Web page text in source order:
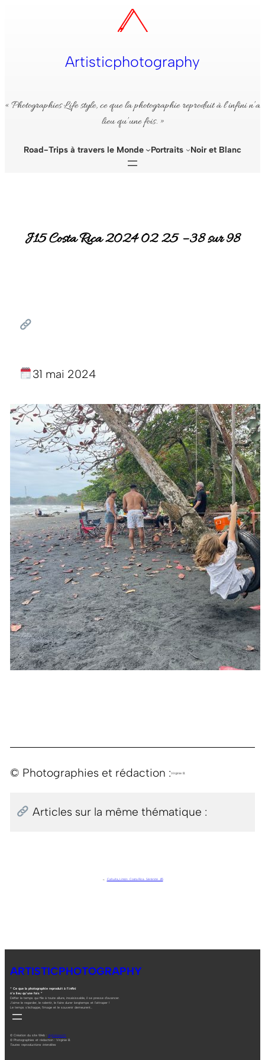
Artisticphotography
« Photographies Life style, ce que la photographie reproduit à l’infini n’a
lieu qu’une fois. »
Road-Trips à travers le Monde Portraits Noir et Blanc
J15 Costa Rica 2024 02 25 – 38 sur 98
31 mai 2024
© Photographies et rédaction :Virginie B.
Articles sur la même thématique :
← Cahuita, Limón . Costa Rica . Sérénité . J15
ARTISTICPHOTOGRAPHY
“ Ce que la photographie reproduit à l’infini
n’a lieu qu’une fois ”
Défier le temps qui file à toute allure, insaisissable, il se presse d’avancer.
J’aime le regarder, le ralentir, le faire durer longtemps et l’attraper !
Le temps s’échappe, l’image et le souvenir demeurent…
© Création du site Web : digitalneed.fr
© Photographies et rédaction : Virginie B.
Toutes reproductions interdites